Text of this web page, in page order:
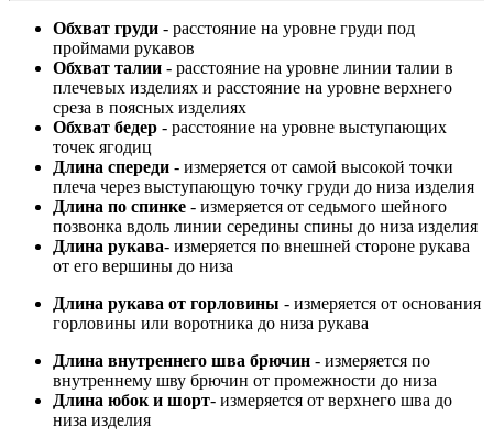
Обхват груди - расстояние на уровне груди под
проймами рукавов
Обхват талии - расстояние на уровне линии талии в
плечевых изделиях и расстояние на уровне верхнего
среза в поясных изделиях
Обхват бедер - расстояние на уровне выступающих
точек ягодиц
Длина спереди - измеряется от самой высокой точки
плеча через выступающую точку груди до низа изделия
Длина по спинке - измеряется от седьмого шейного
позвонка вдоль линии середины спины до низа изделия
Длина рукава- измеряется по внешней стороне рукава
от его вершины до низа
Длина рукава от горловины - измеряется от основания
горловины или воротника до низа рукава
Длина внутреннего шва брючин - измеряется по
внутреннему шву брючин от промежности до низа
Длина юбок и шорт- измеряется от верхнего шва до
низа изделия